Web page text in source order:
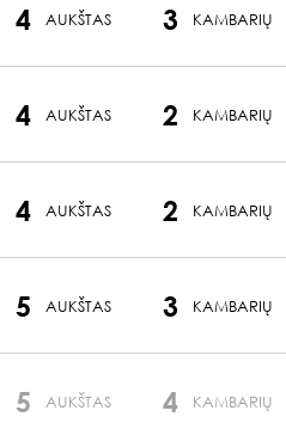
4 AUKŠTAS 3 KAMBARIŲ
4 AUKŠTAS 2 KAMBARIŲ
4 AUKŠTAS 2 KAMBARIŲ
5 AUKŠTAS 3 KAMBARIŲ
5 AUKŠTAS 4 KAMBARIŲ